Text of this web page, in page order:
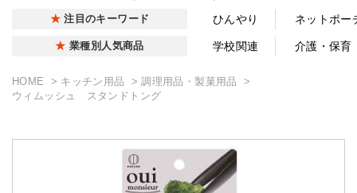
注目のキーワード ひんやり ネットポー
業種別人気商品 学校関連 介護・保育
HOME キッチン用品
調理用品・製菓用品
ウィムッシュ スタンドトング